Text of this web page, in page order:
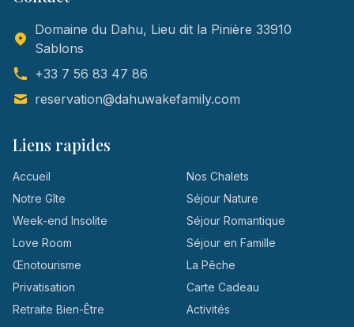
Domaine du Dahu, Lieu dit la Pinière 33910
Sablons
+33 7 56 83 47 86
reservation@dahuwakefamily.com
Liens rapides
Accueil
Nos Chalets
Notre Gîte
Séjour Nature
Week-end Insolite
Séjour Romantique
Love Room
Séjour en Famille
Œnotourisme
La Pêche
Privatisation
Carte Cadeau
Retraite Bien-Être
Activités